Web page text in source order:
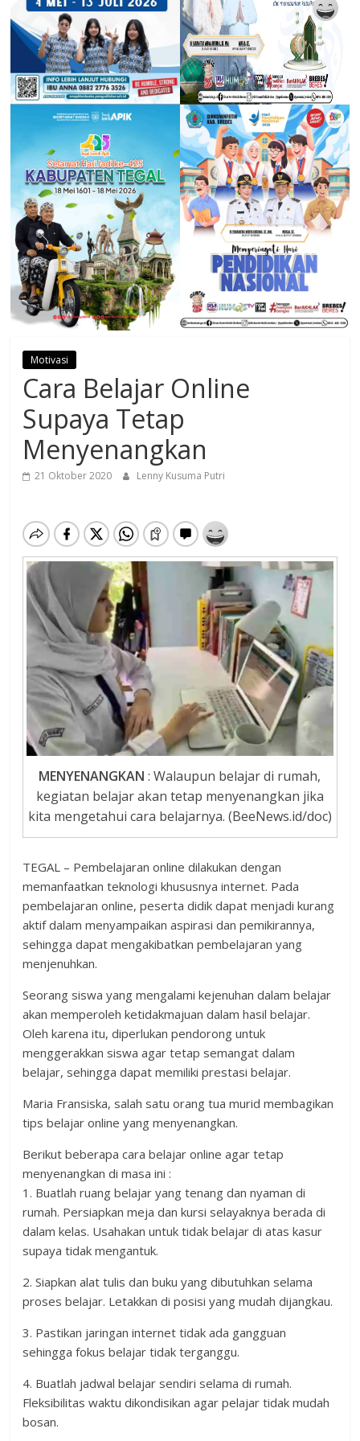
Motivasi
Cara Belajar Online
Supaya Tetap
Menyenangkan
21 Oktober 2020 Lenny Kusuma Putri
MENYENANGKAN : Walaupun belajar di rumah,
kegiatan belajar akan tetap menyenangkan jika
kita mengetahui cara belajarnya. (BeeNews.id/doc)
TEGAL – Pembelajaran online dilakukan dengan
memanfaatkan teknologi khususnya internet. Pada
pembelajaran online, peserta didik dapat menjadi kurang
aktif dalam menyampaikan aspirasi dan pemikirannya,
sehingga dapat mengakibatkan pembelajaran yang
menjenuhkan.
Seorang siswa yang mengalami kejenuhan dalam belajar
akan memperoleh ketidakmajuan dalam hasil belajar.
Oleh karena itu, diperlukan pendorong untuk
menggerakkan siswa agar tetap semangat dalam
belajar, sehingga dapat memiliki prestasi belajar.
Maria Fransiska, salah satu orang tua murid membagikan
tips belajar online yang menyenangkan.
Berikut beberapa cara belajar online agar tetap
menyenangkan di masa ini :
1. Buatlah ruang belajar yang tenang dan nyaman di
rumah. Persiapkan meja dan kursi selayaknya berada di
dalam kelas. Usahakan untuk tidak belajar di atas kasur
supaya tidak mengantuk.
2. Siapkan alat tulis dan buku yang dibutuhkan selama
proses belajar. Letakkan di posisi yang mudah dijangkau.
3. Pastikan jaringan internet tidak ada gangguan
sehingga fokus belajar tidak terganggu.
4. Buatlah jadwal belajar sendiri selama di rumah.
Fleksibilitas waktu dikondisikan agar pelajar tidak mudah
bosan.